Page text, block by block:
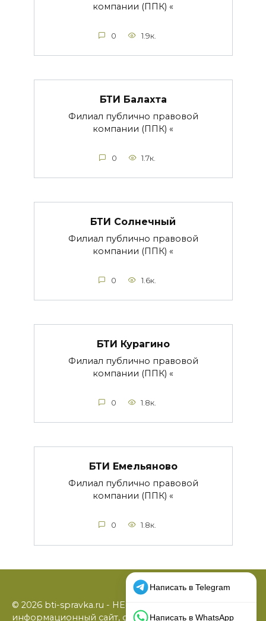
компании (ППК) «
0 1.9к.
БТИ Балахта
Филиал публично правовой
компании (ППК) «
0 1.7к.
БТИ Солнечный
Филиал публично правовой
компании (ППК) «
0 1.6к.
БТИ Курагино
Филиал публично правовой
компании (ППК) «
0 1.8к.
БТИ Емельяново
Филиал публично правовой
компании (ППК) «
0 1.8к.
© 2026 bti-spravka.ru - НЕофициальный
информационный сайт, содержащий открытые